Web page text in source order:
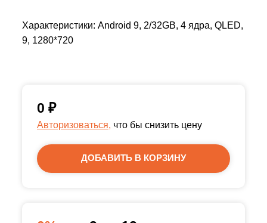
Характеристики: Android 9, 2/32GB, 4 ядра, QLED,
9, 1280*720
0 ₽
Авторизоваться, что бы снизить цену
ДОБАВИТЬ В КОРЗИНУ